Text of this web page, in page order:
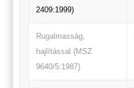
2409:1999)
Rugalmasság,
hajlítással (MSZ
9640/5:1987)